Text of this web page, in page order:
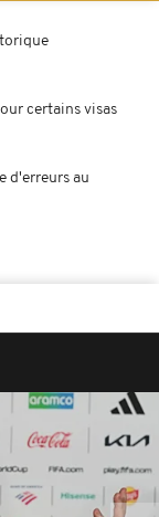
certains visas
d'erreurs au